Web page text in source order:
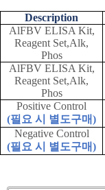
Description
AlFBV ELISA Kit,
Reagent Set,Alk,
Phos
AlFBV ELISA Kit,
Reagent Set,Alk,
Phos
Positive Control
(필요 시 별도구매)
Negative Control
(필요 시 별도구매)